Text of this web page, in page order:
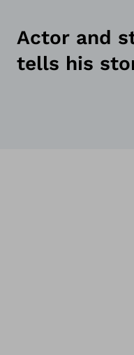
Actor and
tells his